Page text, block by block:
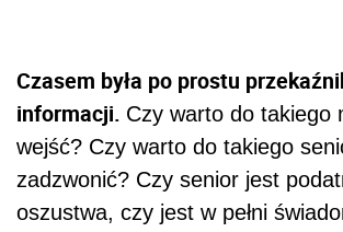
Czasem była po prostu
informacji. Czy warto do takiego
wejść? Czy warto do takiego
zadzwonić? Czy senior jest
oszustwa, czy jest w pełni